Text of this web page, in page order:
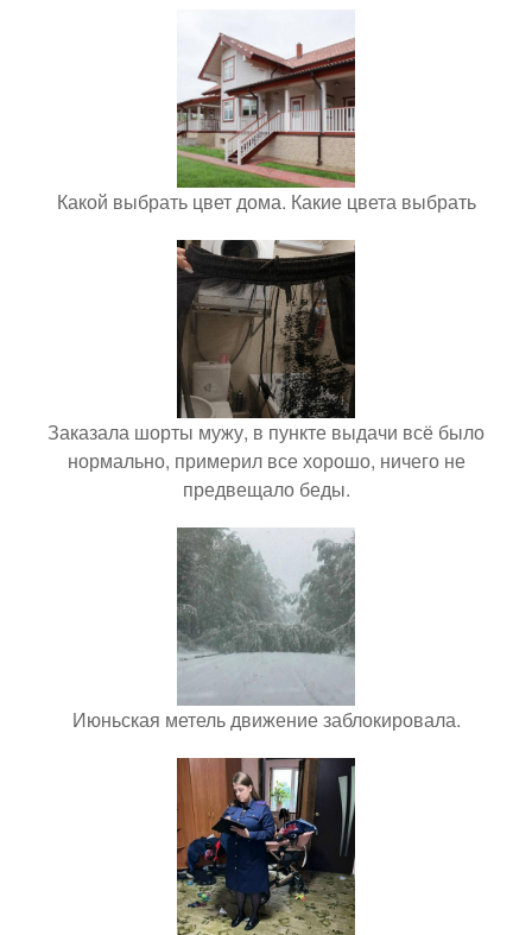
Какой выбрать цвет дома. Какие цвета выбрать
Заказала шорты мужу, в пункте выдачи всё было
нормально, примерил все хорошо, ничего не
предвещало беды.
Июньская метель движение заблокировала.